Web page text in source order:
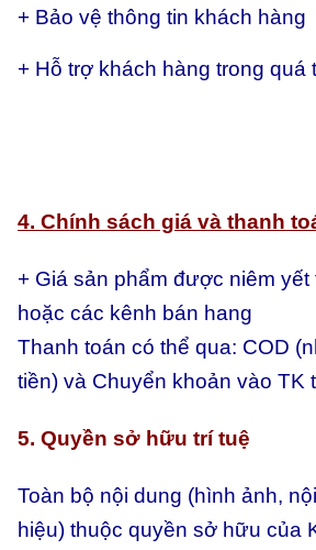
+ Bảo vệ thông tin khách hàng
+ Hỗ trợ khách hàng trong quá
4. Chính sách giá và thanh
+ Giá sản phẩm được niêm yết
hoặc các kênh bán hang
Thanh toán có thể qua: COD
tiền) và Chuyển khoản vào TK
5. Quyền sở hữu trí tuệ
Toàn bộ nội dung (hình ảnh,
hiệu) thuộc quyền sở hữu của